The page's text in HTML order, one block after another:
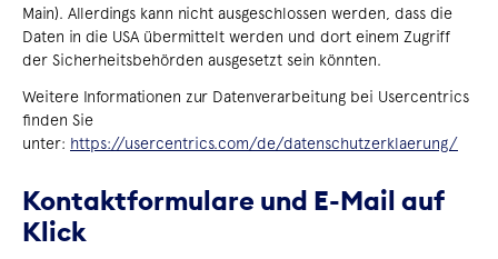
Main). Allerdings kann nicht ausgeschlossen werden, dass die
Daten in die USA übermittelt werden und dort einem Zugriff
der Sicherheitsbehörden ausgesetzt sein könnten.
Weitere Informationen zur Datenverarbeitung bei Usercentrics
finden Sie
unter: https://usercentrics.com/de/datenschutzerklaerung/
Kontaktformulare und E-Mail auf
Klick